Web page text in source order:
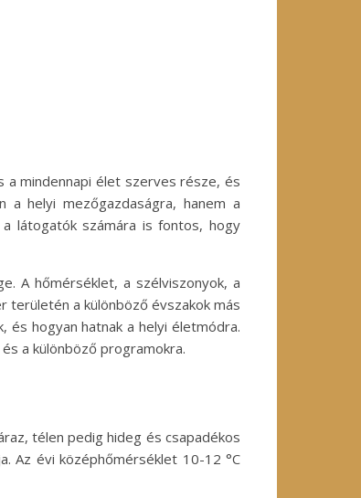
a mindennapi élet szerves része, és
helyi mezőgazdaságra, hanem a
látogatók számára is fontos, hogy
A hőmérséklet, a szélviszonyok, a
területén a különböző évszakok más
és hogyan hatnak a helyi életmódra.
a különböző programokra.
télen pedig hideg és csapadékos
Az évi középhőmérséklet 10-12 °C